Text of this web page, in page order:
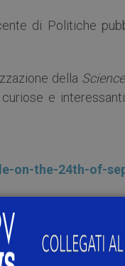
di Politiche
della
e
on-the-24th-of-
***